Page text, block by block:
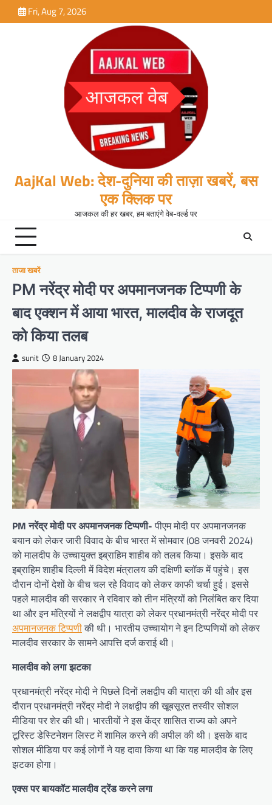
to
Fri, Aug 7, 2026
AajKal Web: देश-दुनिया की ताज़ा खबरें, बस
एक क्लिक पर
आजकल की हर खबर, हम बताएंगे वेब-वर्ल्ड पर
ताजा खबरें
PM नरेंद्र मोदी पर अपमानजनक टिप्पणी के
बाद एक्शन में आया भारत, मालदीव के राजदूत
को किया तलब
sunit 8 January 2024
PM नरेंद्र मोदी पर अपमानजनक टिप्पणी-पीएम मोदी पर अपमानजनक
बयान को लेकर जारी विवाद के बीच भारत में सोमवार (08 जनवरी 2024)
को मालदीप के उच्चायुक्त इब्राहिम शाहीब को तलब किया। इसके बाद
इब्राहिम शाहीब दिल्ली में विदेश मंत्रालय की दक्षिणी ब्लॉक में पहुंचे। इस
दौरान दोनों देशों के बीच चल रहे विवाद को लेकर काफी चर्चा हुई। इससे
पहले मालदीव की सरकार ने रविवार को तीन मंत्रियों को निलंबित कर दिया
था और इन मंत्रियों ने लक्षद्वीप यात्रा को लेकर प्रधानमंत्री नरेंद्र मोदी पर
अपमानजनक टिप्पणीकी थी। भारतीय उच्चायोग ने इन टिप्पणियों को लेकर
मालदीव सरकार के सामने आपत्ति दर्ज कराई थी।
मालदीव को लगा झटका
प्रधानमंत्री नरेंद्र मोदी ने पिछले दिनों लक्षद्वीप की यात्रा की थी और इस
दौरान प्रधानमंत्री नरेंद्र मोदी ने लक्षद्वीप की खूबसूरत तस्वीर सोशल
मीडिया पर शेर की थी। भारतीयों ने इस केंद्र शासित राज्य को अपने
टूरिस्ट डेस्टिनेशन लिस्ट में शामिल करने की अपील की थी। इसके बाद
सोशल मीडिया पर कई लोगों ने यह दावा किया था कि यह मालदीव के लिए
झटका होगा।
एक्स पर बायकॉट मालदीव ट्रेंड करने लगा